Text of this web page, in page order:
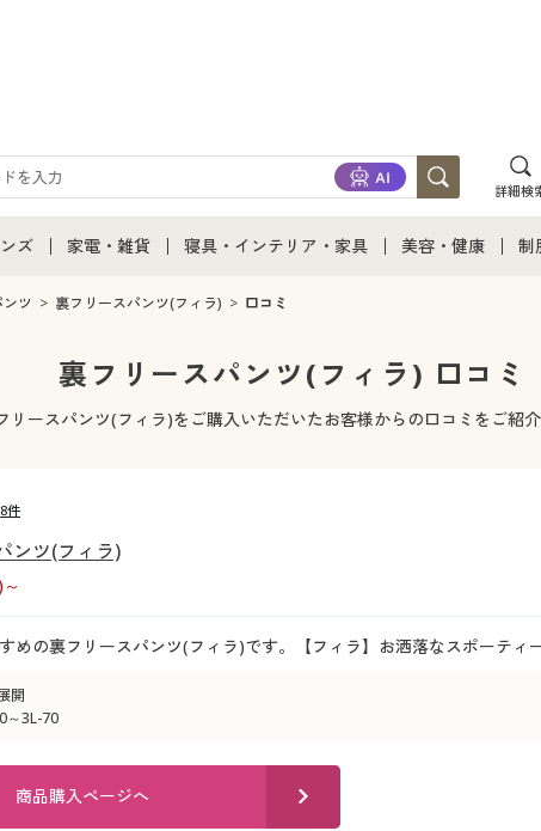
詳細検
て
ズ
ズ通販すべて
ンズファッション
ズ下着
家電・雑貨
家電・雑貨すべて
家電
キッチン・雑貨・日用品
寝具・インテリア・家具
寝具・インテリア・家具通販すべて
家具・収納
寝具・ベッド
美容・健康
美容・健康・サプ
制
ジ
ツ 裏フリースパンツ(フィラ) 口コミ
裏フリースパンツ(フィラ) 口コミ
リースパンツ(フィラ)をご購入いただいたお客様からの口コミをご紹介
ンツ(フィラ)
めの裏フリースパンツ(フィラ)です。【フィラ】お洒落なスポーティ
開
～3L-70
8件
商品購入ページへ